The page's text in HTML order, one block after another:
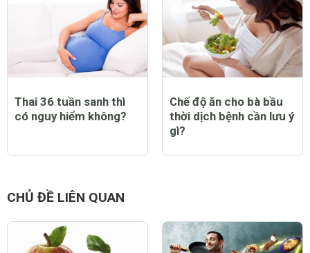
Thai 36 tuần sanh thì
có nguy hiểm không?
Chế độ ăn cho bà bầu
thời dịch bệnh cần lưu ý
gì?
CHỦ ĐỀ LIÊN QUAN